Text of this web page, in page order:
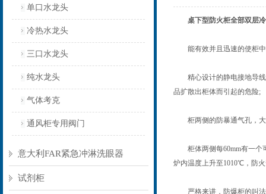
单口水龙头
冷热水龙头
三口水龙头
纯水龙头
气体考克
通风柜专用阀门
意大利FAR紧急冲淋洗眼器
试剂柜
桌下型防火柜全部双层
能有效并且迅速的使柜中
精心设计的静电接地导线
品扩散出柜体而引起的危险;
柜两侧的防暴通气孔，大
柜体两侧每60mm有一个可
炉内温度上升至1010℃，防
严格来讲，防爆柜的叫法